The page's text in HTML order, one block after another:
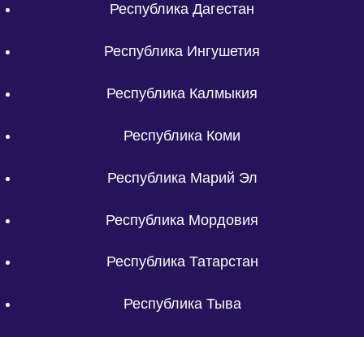
Республика Дагестан
Республика Ингушетия
Республика Калмыкия
Республика Коми
Республика Марий Эл
Республика Мордовия
Республика Татарстан
Республика Тыва